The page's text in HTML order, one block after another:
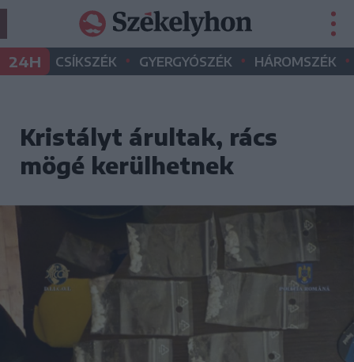
24H CSÍKSZÉK • GYERGYÓSZÉK • HÁROMSZÉK •
Kristályt árultak, rács
mögé kerülhetnek